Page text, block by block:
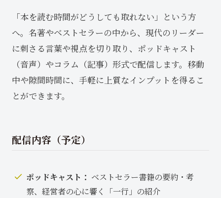
「本を読む時間がどうしても取れない」という方
へ。名著やベストセラーの中から、現代のリーダー
に刺さる言葉や視点を切り取り、ポッドキャスト
（音声）やコラム（記事）形式で配信します。移動
中や隙間時間に、手軽に上質なインプットを得るこ
とができます。
配信内容（予定）
ポッドキャスト： ベストセラー書籍の要約・考
察、経営者の心に響く「一行」の紹介